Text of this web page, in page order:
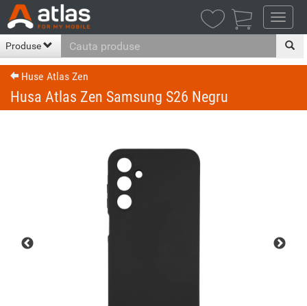
Produse
Huse Atlas Zen
Husa Atlas Zen Samsung S26 Negru